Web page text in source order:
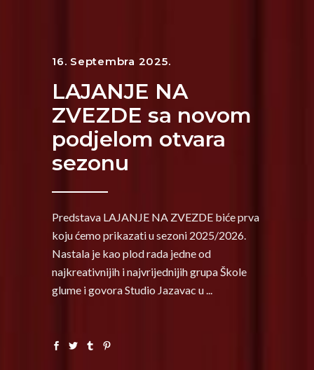
16. Septembra 2025.
LAJANJE NA
ZVEZDE sa novom
podjelom otvara
sezonu
Predstava LAJANJE NA ZVEZDE biće prva
koju ćemo prikazati u sezoni 2025/2026.
Nastala je kao plod rada jedne od
najkreativnijih i najvrijednijih grupa Škole
glume i govora Studio Jazavac u